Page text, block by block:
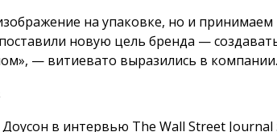
на упаковке, но и
новую цель бренда —
— витиевато выразились в компании.
в интервью The Wall Street Journal